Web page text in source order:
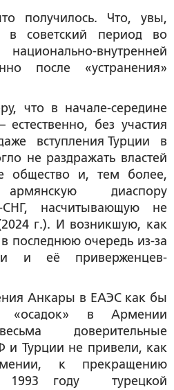
получилось. Что, увы,
в советский период во
внутренней
после «устранения»
что в начале-середине
естественно, без участия
вступления Турции в
не раздражать властей
общество и, тем более,
армянскую диаспору
насчитывающую не
г.). И возникшую, как
последнюю очередь из-за
и её приверженцев-
Анкары в ЕАЭС как бы
«осадок» в Армении
доверительные
и Турции не привели, как
к прекращению
1993 году турецкой